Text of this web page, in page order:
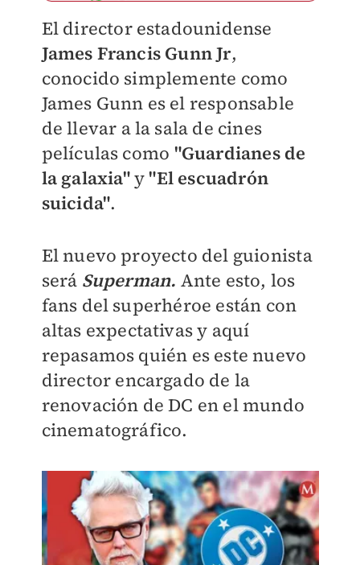
El director estadounidense
James Francis Gunn Jr,
conocido simplemente como
James Gunn es el responsable
de llevar a la sala de cines
películas como "Guardianes de
la galaxia"y"El escuadrón
suicida".
El nuevo proyecto del guionista
será Superman. Ante esto, los
fans del superhéroe están con
altas expectativas y aquí
repasamos quién es este nuevo
director encargado de la
renovación de DC en el mundo
cinematográfico.